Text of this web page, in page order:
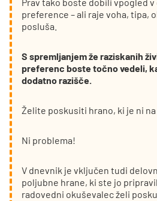
preference – ali raje voha, tipa,
posluša.
S spremljanjem že raziskanih
preferenc boste točno vedeli,
dodatno razišče.
Želite poskusiti hrano, ki je ni
Ni problema!
V dnevnik je vključen tudi
poljubne hrane, ki ste jo
radovedni okuševalec želi